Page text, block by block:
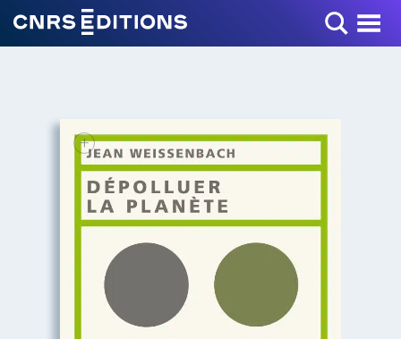
Toggle Menu
+